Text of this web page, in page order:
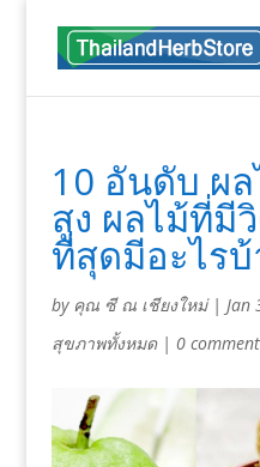
10 อันดับ ผ
สูง ผลไม้ที่มี
ที่สุดมีอะไรบ้
by คุณ ซี ณ เชียงใหม่| Jan
สุขภาพทั้งหมด| 0